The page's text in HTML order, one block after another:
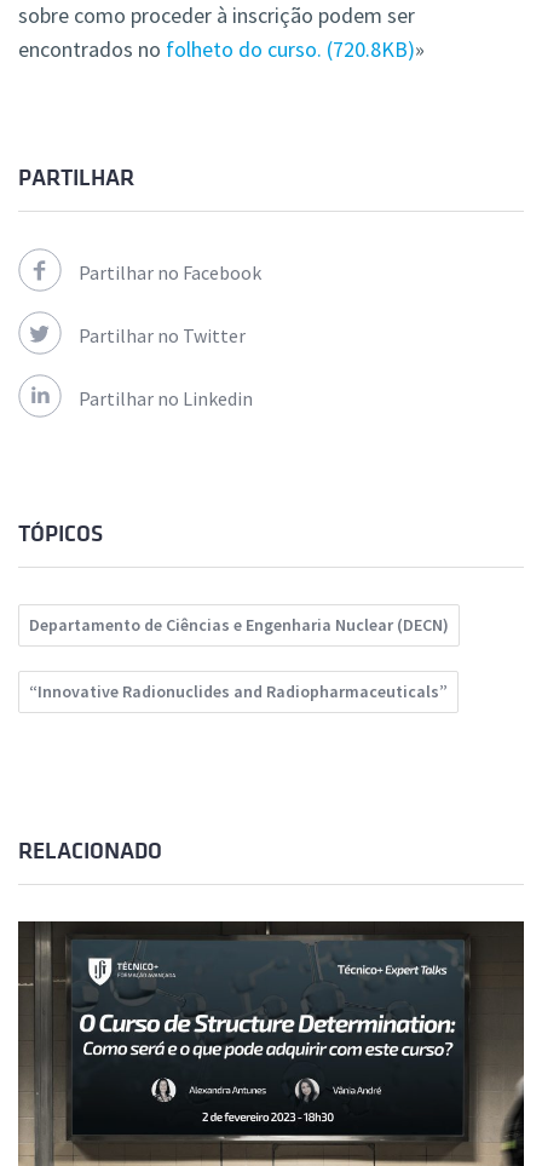
sobre como proceder à inscrição podem ser
encontrados no folheto do curso. 720.8KB »
PARTILHAR
Partilhar no Facebook
Partilhar no Twitter
Partilhar no Linkedin
TÓPICOS
Departamento de Ciências e Engenharia Nuclear (DECN)
“Innovative Radionuclides and Radiopharmaceuticals”
RELACIONADO